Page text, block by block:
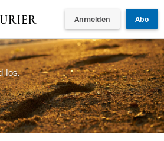
Anmelden Abo
los,